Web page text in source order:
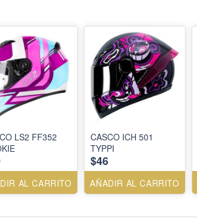
LS2 FF352
AL CARRITO
CASCO ICH 501
TYPPI
$46
AÑADIR AL CARRITO